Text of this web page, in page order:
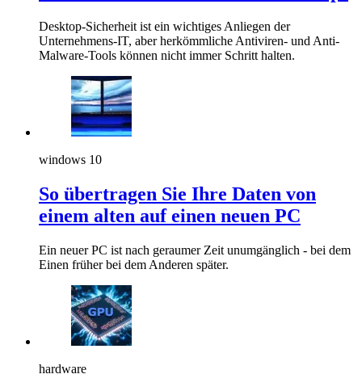
Desktop-Sicherheit ist ein wichtiges Anliegen der
Unternehmens-IT, aber herkömmliche Antiviren- und Anti-
Malware-Tools können nicht immer Schritt halten.
windows 10
So übertragen Sie Ihre Daten von
einem alten auf einen neuen PC
Ein neuer PC ist nach geraumer Zeit unumgänglich - bei dem
Einen früher bei dem Anderen später.
hardware